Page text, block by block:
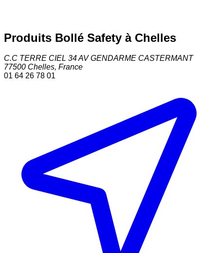
Produits Bollé Safety à Chelles
C.C TERRE CIEL 34 AV GENDARME CASTERMANT
77500 Chelles, France
01 64 26 78 01